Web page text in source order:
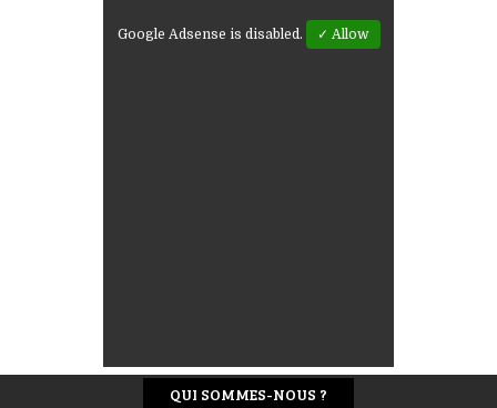
Google Adsense is disabled. ✓ Allow
QUI SOMMES-NOUS ?